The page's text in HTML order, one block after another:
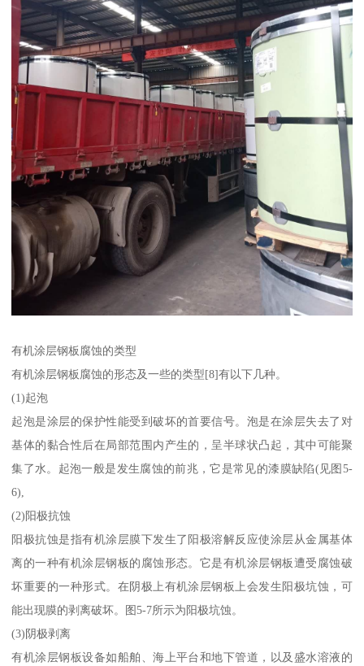
有机涂层钢板腐蚀的类型
有机涂层钢板腐蚀的形态及一些的类型[8]有以下几种。
(1)起泡
起泡是涂层的保护性能受到破坏的首要信号。泡是在涂层失去了对
基体的黏合性后在局部范围内产生的，呈半球状凸起，其中可能聚
集了水。起泡一般是发生腐蚀的前兆，它是常见的漆膜缺陷(见图5-
6),
(2)阳极抗蚀
阳极抗蚀是指有机涂层膜下发生了阳极溶解反应使涂层从金属基体
离的一种有机涂层钢板的腐蚀形态。它是有机涂层钢板遭受腐蚀破
坏重要的一种形式。在阴极上有机涂层钢板上会发生阳极坑蚀，可
能出现膜的剥离破坏。图5-7所示为阳极坑蚀。
(3)阴极剥离
有机涂层钢板设备如船舶、海上平台和地下管道，以及盛水溶液的